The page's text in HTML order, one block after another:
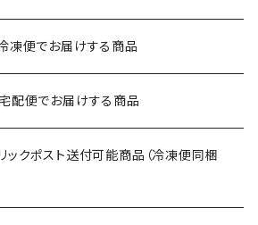
凍便でお届けする商品
配便でお届けする商品
クポスト送付可能商品（冷凍便同梱